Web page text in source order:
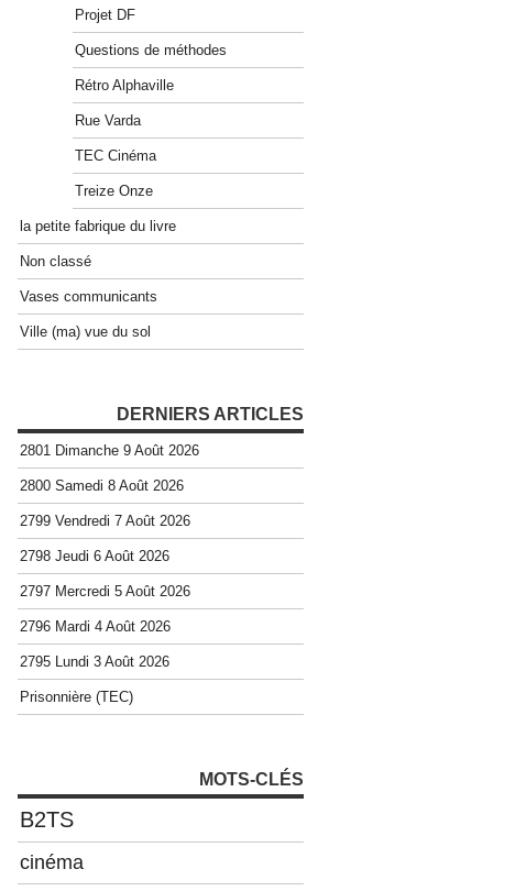
Projet DF
Questions de méthodes
Rétro Alphaville
Rue Varda
TEC Cinéma
Treize Onze
la petite fabrique du livre
Non classé
Vases communicants
Ville (ma) vue du sol
DERNIERS ARTICLES
2801 Dimanche 9 Août 2026
2800 Samedi 8 Août 2026
2799 Vendredi 7 Août 2026
2798 Jeudi 6 Août 2026
2797 Mercredi 5 Août 2026
2796 Mardi 4 Août 2026
2795 Lundi 3 Août 2026
Prisonnière (TEC)
MOTS-CLÉS
B2TS
cinéma